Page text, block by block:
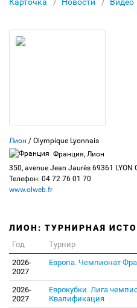
Лион / Olympique Lyonnais
Франция, Лион
350, avenue Jean Jaurès 69361 LYON
Телефон: 04 72 76 01 70
www.olweb.fr
ЛИОН: ТУРНИРНАЯ
Год Турнир
2026-
2027
Европа. Чемпионат
2026-
2027
Еврокубки. Лига
Квалификация